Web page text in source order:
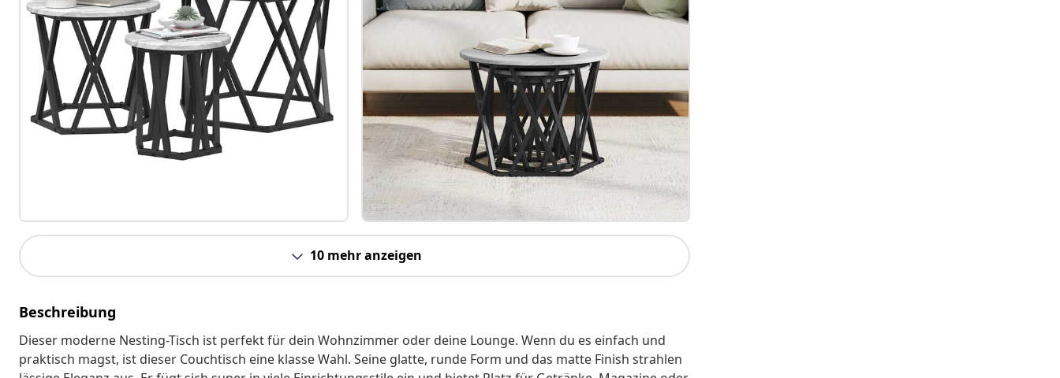
10 mehr anzeigen
Beschreibung
Dieser moderne Nesting-Tisch ist perfekt für dein Wohnzimmer oder deine Lounge. Wenn du es einfach und
praktisch magst, ist dieser Couchtisch eine klasse Wahl. Seine glatte, runde Form und das matte Finish strahlen